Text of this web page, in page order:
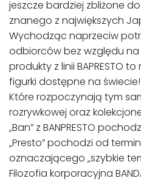
jeszcze bardziej zbliżone
znanego z największych
Wychodząc naprzeciw
odbiorców bez względu na
produkty z linii BAPRESTO
figurki dostępne na świecie!
Które rozpoczynają tym
rozrywkowej oraz
„Ban” z BANPRESTO
„Presto” pochodzi od
oznaczającego „szybkie
Filozofia korporacyjna